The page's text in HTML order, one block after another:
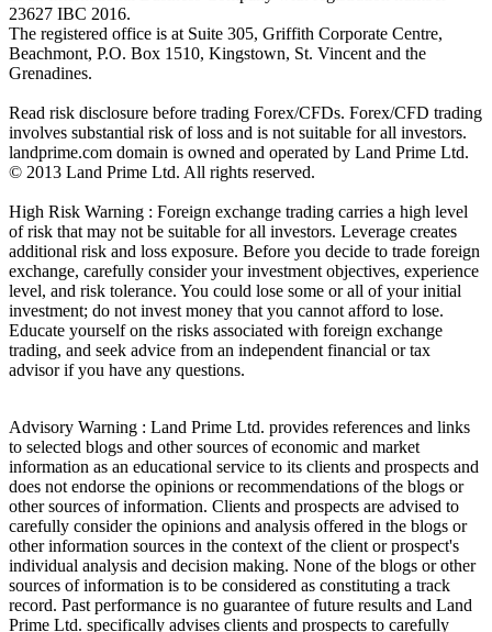
23627 IBC 2016.
The registered office is at Suite 305, Griffith Corporate Centre,
Beachmont, P.O. Box 1510, Kingstown, St. Vincent and the
Grenadines.
Read risk disclosure before trading Forex/CFDs. Forex/CFD trading
involves substantial risk of loss and is not suitable for all investors.
landprime.com domain is owned and operated by Land Prime Ltd.
© 2013 Land Prime Ltd. All rights reserved.
High Risk Warning : Foreign exchange trading carries a high level
of risk that may not be suitable for all investors. Leverage creates
additional risk and loss exposure. Before you decide to trade foreign
exchange, carefully consider your investment objectives, experience
level, and risk tolerance. You could lose some or all of your initial
investment; do not invest money that you cannot afford to lose.
Educate yourself on the risks associated with foreign exchange
trading, and seek advice from an independent financial or tax
advisor if you have any questions.
Advisory Warning : Land Prime Ltd. provides references and links
to selected blogs and other sources of economic and market
information as an educational service to its clients and prospects and
does not endorse the opinions or recommendations of the blogs or
other sources of information. Clients and prospects are advised to
carefully consider the opinions and analysis offered in the blogs or
other information sources in the context of the client or prospect's
individual analysis and decision making. None of the blogs or other
sources of information is to be considered as constituting a track
record. Past performance is no guarantee of future results and Land
Prime Ltd. specifically advises clients and prospects to carefully